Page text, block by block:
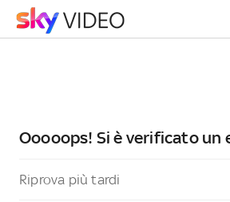
Ooooops! Si è verificato un
Riprova più tardi